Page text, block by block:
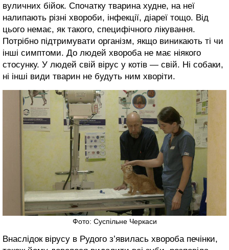
вуличних бійок. Спочатку тварина худне, на неї
налипають різні хвороби, інфекції, діареї тощо. Від
цього немає, як такого, специфічного лікування.
Потрібно підтримувати організм, якщо виникають ті чи
інші симптоми. До людей хвороба не має ніякого
стосунку. У людей свій вірус у котів — свій. Ні собаки,
ні інші види тварин не будуть ним хворіти.
Фото: Суспільне Черкаси
Внаслідок вірусу в Рудого з’явилась хвороба печінки,